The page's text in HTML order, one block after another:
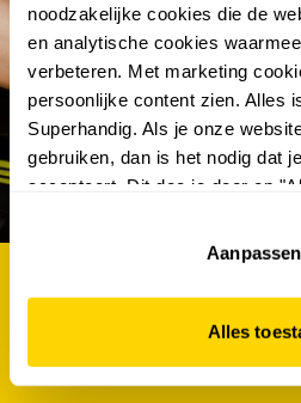
noodzakelijke cookies die de
en analytische cookies
verbeteren. Met marketing
persoonlijke content zien. Alles
Superhandig. Als je onze
gebruiken, dan is het nodig dat
accepteert. Dit doe je door op
website niet optimaal functioneert.
Aanpassen
Alles
abonneer en
shoptegoed
als eerste op de hoogte
kans maken op €100.-
nu in voor de scapino